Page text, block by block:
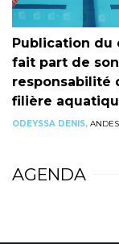
Publication du
fait part de
responsabilité
filière
ODEYSSA DENIS,
AGENDA